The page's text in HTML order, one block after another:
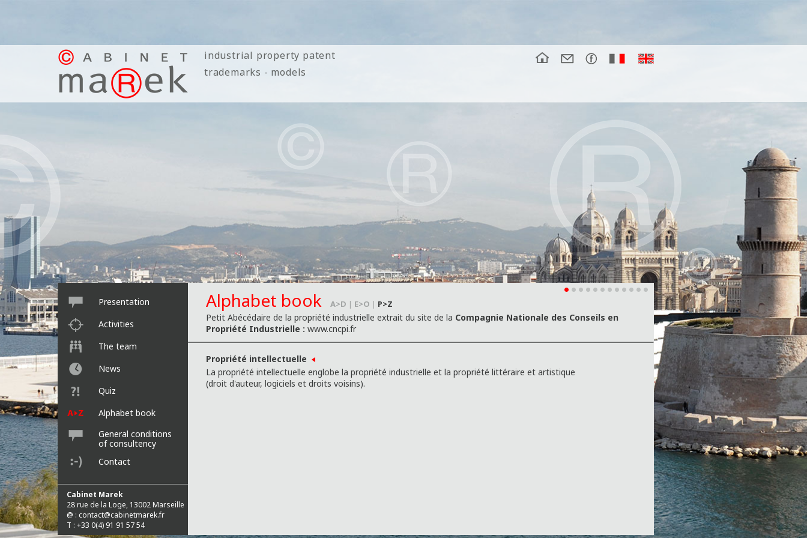
industrial property patent
trademarks - models
Presentation
Activities
The team
News
Quiz
Alphabet book
General conditions
of consultency
Contact
Cabinet Marek
28 rue de la Loge, 13002 Marseille
@ : contact@cabinetmarek.fr
T : +33 0(4) 91 91 57 54
Alphabet book A>D | E>O | P>Z
Petit Abécédaire de la propriété industrielle extrait du site de la Compagnie Nationale des Conseils en
Propriété Industrielle : www.cncpi.fr
Propriété intellectuelle
La propriété intellectuelle englobe la propriété industrielle et la propriété littéraire et artistique
(droit d'auteur, logiciels et droits voisins).